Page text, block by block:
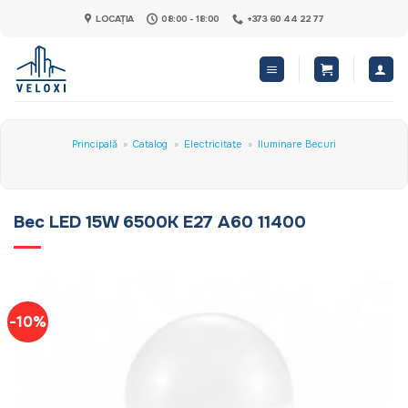
content
LOCAȚIA 08:00 - 18:00 +373 60 44 22 77
Principală » Catalog » Electricitate » Iluminare Becuri
Bec LED 15W 6500K E27 A60 11400
-10%